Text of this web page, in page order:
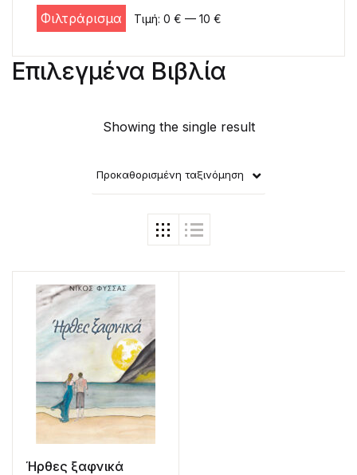
Επιλεγμένα Βιβλία
Showing the single result
Προκαθορισμένη ταξινόμηση
Ήρθες ξαφνικά
Ελάχιστη τιμή
Μέγιστη τιμή
Φιλτράρισμα Τιμή: 0 € — 10 €